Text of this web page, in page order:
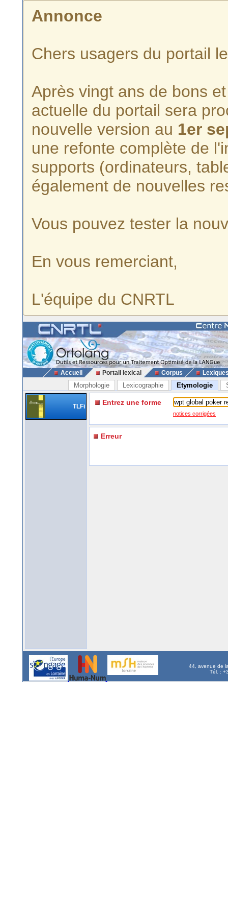
Annonce
Chers usagers du portail
Après vingt ans de bons
actuelle du portail sera
nouvelle version au 1er
une refonte complète de
supports (ordinateurs,
également de nouvelles
Vous pouvez tester la
En vous remerciant,
L'équipe du CNRTL
Accueil Portail lexical Corpus
Morphologie Lexicographie Etymologie
TLFi Entrez une forme
notices corrigées
Erreur
44, avenue de
Tél. :